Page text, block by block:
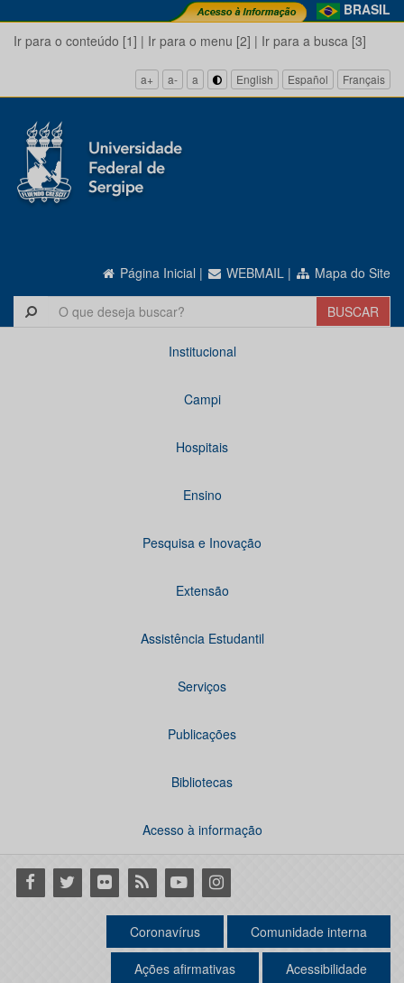
BRASIL
Ir para o conteúdo [1] | Ir para o menu [2] | Ir para a busca [3]
a+ a- a English Español Français
Página Inicial | WEBMAIL | Mapa do Site
Institucional
Campi
Hospitais
Ensino
Pesquisa e Inovação
Extensão
Assistência Estudantil
Serviços
Publicações
Bibliotecas
Acesso à informação
Facebook
Twitter Flickr RSS YoutubeInstagram
Coronavírus Comunidade interna
Ações afirmativas Acessibilidade